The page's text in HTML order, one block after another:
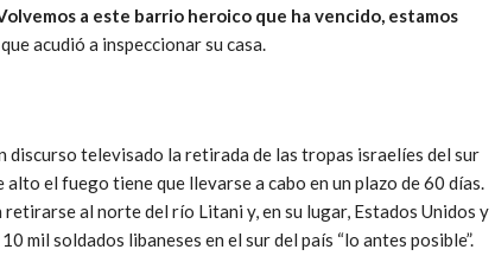
a este barrio heroico que ha vencido, estamos
acudió a inspeccionar su casa.
discurso televisado la retirada de las tropas israelíes del sur
el fuego tiene que llevarse a cabo en un plazo de 60 días.
al norte del río Litani y, en su lugar, Estados Unidos y
mil soldados libaneses en el sur del país “lo antes posible”.